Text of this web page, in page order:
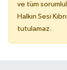
ve tüm
Halkın Sesi
tutulamaz.